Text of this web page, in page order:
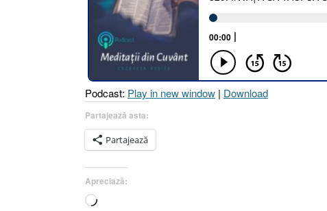
Podcast: Play in new window | Download
Partajează asta:
Partajează
Apreciază:
Încarc...